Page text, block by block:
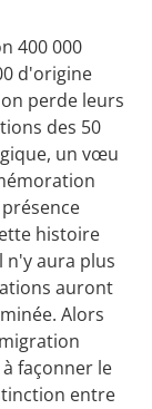
400 000
d'origine
perde leurs
des 50
un vœu
histoire
n'y aura plus
auront
Alors
façonner le
entre